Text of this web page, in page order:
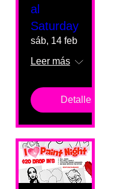
al
Saturday
sáb, 14 feb
Leer más
Detalles